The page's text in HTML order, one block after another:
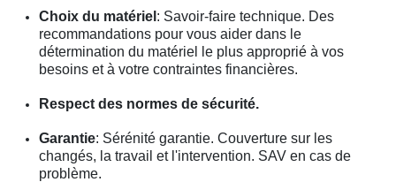
Choix du matériel : Savoir-faire technique. Des
recommandations pour vous aider dans le
détermination du matériel le plus approprié à vos
besoins et à votre contraintes financières.
Respect des normes de sécurité.
Garantie: Sérénité garantie. Couverture sur les
changés, la travail et l'intervention. SAV en cas de
problème.